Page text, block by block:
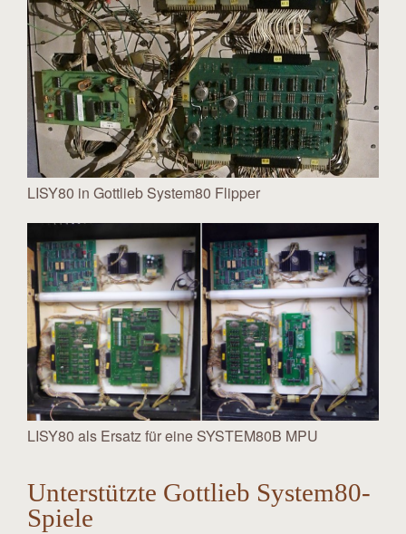
LISY80 in Gottlieb System80 Flipper
LISY80 als Ersatz für eine SYSTEM80B MPU
Unterstützte Gottlieb System80-
Spiele